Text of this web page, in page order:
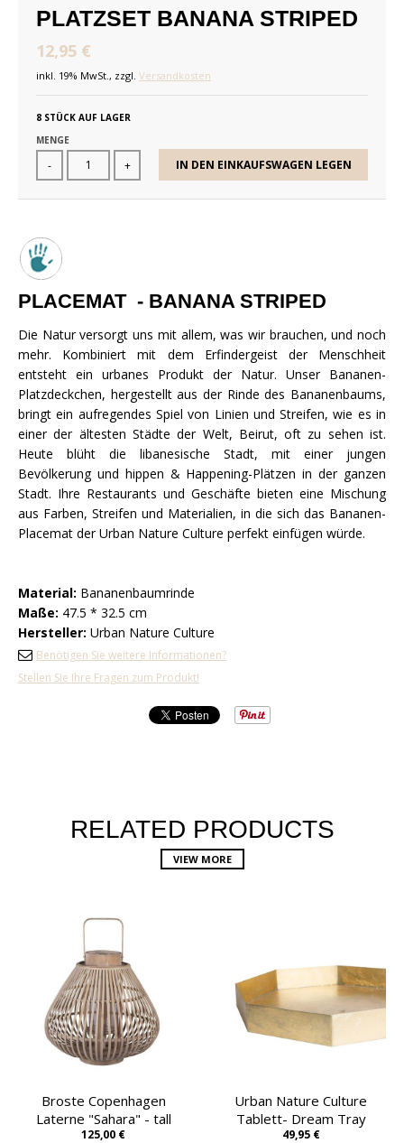
PLATZSET BANANA STRIPED
12,95 €
inkl. 19% MwSt., zzgl. Versandkosten
8 STÜCK AUF LAGER
MENGE
- + IN DEN EINKAUFSWAGEN LEGEN
PLACEMAT - BANANA STRIPED
Die Natur versorgt uns mit allem, was wir brauchen, und noch
mehr. Kombiniert mit dem Erfindergeist der Menschheit
entsteht ein urbanes Produkt der Natur. Unser Bananen-
Platzdeckchen, hergestellt aus der Rinde des Bananenbaums,
bringt ein aufregendes Spiel von Linien und Streifen, wie es in
einer der ältesten Städte der Welt, Beirut, oft zu sehen ist.
Heute blüht die libanesische Stadt, mit einer jungen
Bevölkerung und hippen & Happening-Plätzen in der ganzen
Stadt. Ihre Restaurants und Geschäfte bieten eine Mischung
aus Farben, Streifen und Materialien, in die sich das Bananen-
Placemat der Urban Nature Culture perfekt einfügen würde.
Material: Bananenbaumrinde
Maße: 47.5 * 32.5 cm
Hersteller: Urban Nature Culture
Benötigen Sie weitere Informationen?
Stellen Sie Ihre Fragen zum Produkt!
RELATED PRODUCTS
VIEW MORE
Broste Copenhagen
Laterne "Sahara" - tall
125,00 €
Urban Nature Culture
Tablett- Dream Tray
49,95 €